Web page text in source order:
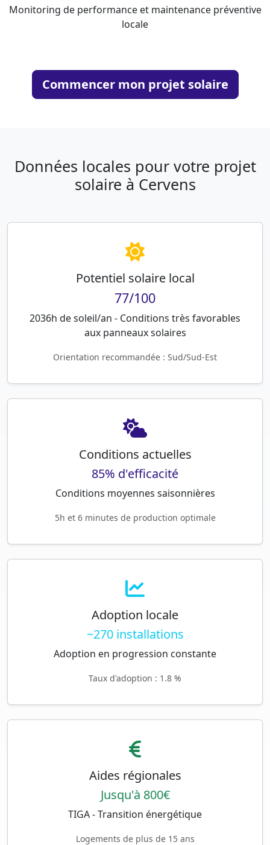
Monitoring de performance et maintenance préventive
locale
Commencer mon projet solaire
Données locales pour votre projet
solaire à Cervens
Potentiel solaire local
77/100
2036h de soleil/an - Conditions très favorables
aux panneaux solaires
Orientation recommandée : Sud/Sud-Est
Conditions actuelles
85% d'efficacité
Conditions moyennes saisonnières
5h et 6 minutes de production optimale
Adoption locale
~270 installations
Adoption en progression constante
Taux d'adoption : 1.8 %
Aides régionales
Jusqu'à 800€
TIGA - Transition énergétique
Logements de plus de 15 ans